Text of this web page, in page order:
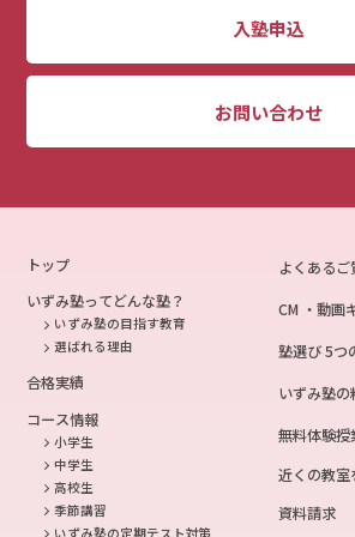
入塾申込
お問い合わせ
トップ
いずみ塾ってどんな塾？
いずみ塾の目指す教育
選ばれる理由
合格実績
コース情報
小学生
中学生
高校生
季節講習
いずみ塾の定期テスト対策
よくあるご
CM ・動画
塾選び 5つ
いずみ塾
無料体験
近くの教室
資料請求